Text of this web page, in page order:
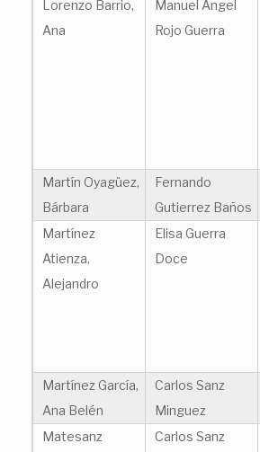
Lorenzo Barrio,
Ana
Manuel Angel
Rojo Guerra
Martín Oyagüez,
Bárbara
Fernando
Gutierrez Baños
Martínez
Atienza,
Alejandro
Elisa Guerra
Doce
Martínez García,
Ana Belén
Carlos Sanz
Minguez
Matesanz
Carlos Sanz